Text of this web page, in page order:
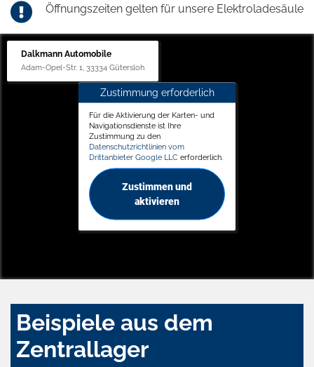
Öffnungszeiten gelten für unsere Elektroladesäule
Dalkmann Automobile
Adam-Opel-Str. 1, 33334 Gütersloh
Zustimmung erforderlich
Für die Aktivierung der Karten- und
Navigationsdienste ist Ihre
Zustimmung zu den
Datenschutzrichtlinien vom
Drittanbieter Google LLC erforderlich.
Zustimmen und
aktivieren
Beispiele aus dem
Zentrallager